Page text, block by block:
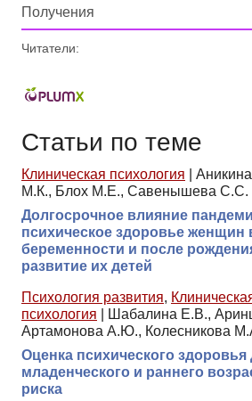
Получения
Читатели:
Статьи по теме
Клиническая психология
М.К., Блох М.Е., Савенышева С.С.
Долгосрочное влияние
психическое здоровье женщин
беременности и после
развитие их детей
Психология развития,
психология
Шабалина Е.В.,
Артамонова А.Ю., Колесникова
Оценка психического здоровья
младенческого и раннего
риска